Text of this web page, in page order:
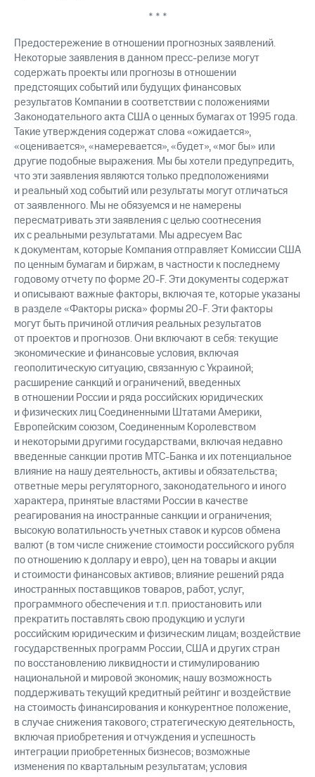
* * *
Предостережение в отношении прогнозных заявлений.
Некоторые заявления в данном пресс-релизе могут
содержать проекты или прогнозы в отношении
предстоящих событий или будущих финансовых
результатов Компании в соответствии с положениями
Законодательного акта США о ценных бумагах от 1995 года.
Такие утверждения содержат слова «ожидается»,
«оценивается», «намеревается», «будет», «мог бы» или
другие подобные выражения. Мы бы хотели предупредить,
что эти заявления являются только предположениями
и реальный ход событий или результаты могут отличаться
от заявленного. Мы не обязуемся и не намерены
пересматривать эти заявления с целью соотнесения
их с реальными результатами. Мы адресуем Вас
к документам, которые Компания отправляет Комиссии США
по ценным бумагам и биржам, в частности к последнему
годовому отчету по форме20-F.Эти документы содержат
и описывают важные факторы, включая те, которые указаны
в разделе «Факторы риска» формы20-F.Эти факторы
могут быть причиной отличия реальных результатов
от проектов и прогнозов. Они включают в себя: текущие
экономические и финансовые условия, включая
геополитическую ситуацию, связанную с Украиной;
расширение санкций и ограничений, введенных
в отношении России и ряда российских юридических
и физических лиц Соединенными Штатами Америки,
Европейским союзом, Соединенным Королевством
и некоторыми другими государствами, включая недавно
введенные санкции против МТС-Банка и их потенциальное
влияние на нашу деятельность, активы и обязательства;
ответные меры регуляторного, законодательного и иного
характера, принятые властями России в качестве
реагирования на иностранные санкции и ограничения;
высокую волатильность учетных ставок и курсов обмена
валют (в том числе снижение стоимости российского рубля
по отношению к доллару и евро), цен на товары и акции
и стоимости финансовых активов; влияние решений ряда
иностранных поставщиков товаров, работ, услуг,
программного обеспечения и т.п. приостановить или
прекратить поставлять свою продукцию и услуги
российским юридическим и физическим лицам; воздействие
государственных программ России, США и других стран
по восстановлению ликвидности и стимулированию
национальной и мировой экономик; нашу возможность
поддерживать текущий кредитный рейтинг и воздействие
на стоимость финансирования и конкурентное положение,
в случае снижения такового; стратегическую деятельность,
включая приобретения и отчуждения и успешность
интеграции приобретенных бизнесов; возможные
изменения по квартальным результатам; условия